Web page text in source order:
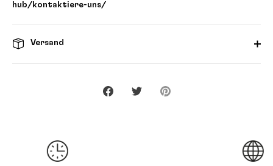
hub/kontaktiere-uns/
Versand
Teilen TwitternPinnen